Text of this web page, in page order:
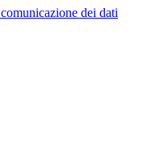
dei dati